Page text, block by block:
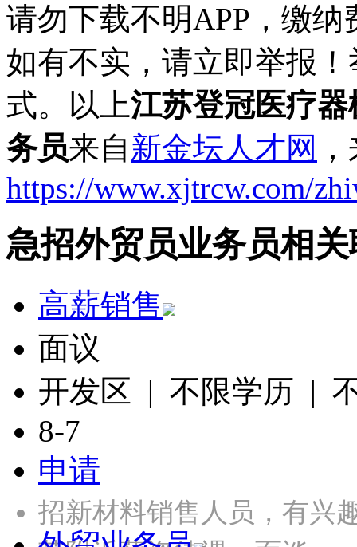
请勿下载不明APP，缴
如有不实，请立即举报
式。以上江苏登冠医疗
务员来自新金坛人才网
https://www.xjtrcw.com/
急招外贸员业务员相
高薪销售
面议
开发区 | 不限学历 |
8-7
申请
招新材料销售人员，有兴